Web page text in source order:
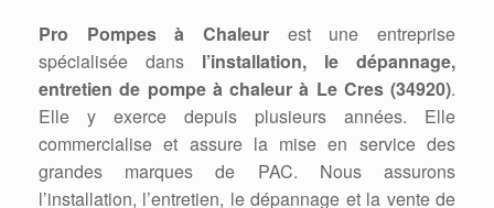
Pro Pompes à Chaleur est une entreprise
spécialisée dans l’installation, le dépannage,
entretien de pompe à chaleur à Le Cres (34920).
Elle y exerce depuis plusieurs années. Elle
commercialise et assure la mise en service des
grandes marques de PAC. Nous assurons
l’installation, l’entretien, le dépannage et la vente de